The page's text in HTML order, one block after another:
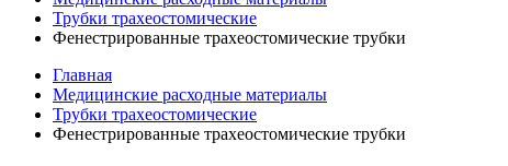
Трубки трахеостомические
Фенестрированные трахеостомические трубки
Главная
Медицинские расходные материалы
Трубки трахеостомические
Фенестрированные трахеостомические трубки